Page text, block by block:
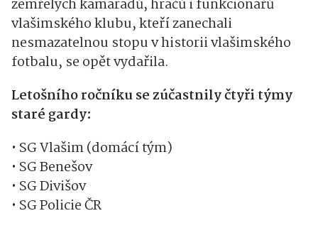
zemřelých kamarádů, hráčů i funkcionářů
vlašimského klubu, kteří zanechali
nesmazatelnou stopu v historii vlašimského
fotbalu, se opět vydařila.
Letošního ročníku se zúčastnily čtyři týmy
staré gardy:
• SG Vlašim (domácí tým)
• SG Benešov
• SG Divišov
• SG Policie ČR